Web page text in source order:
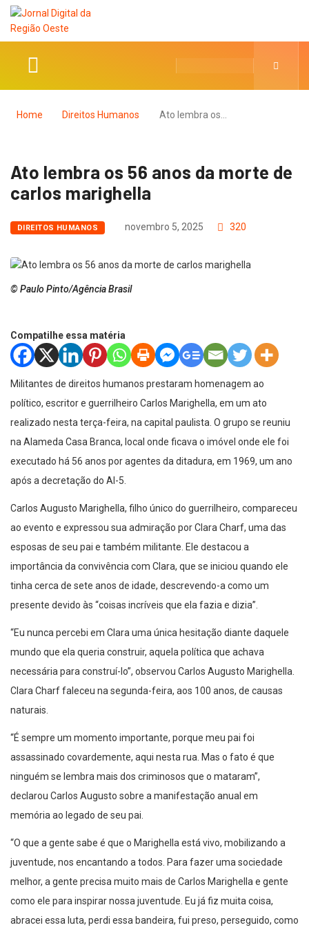
Home Direitos Humanos Ato lembra os…
Ato lembra os 56 anos da morte de
carlos marighella
DIREITOS HUMANOS novembro 5, 2025 320
© Paulo Pinto/Agência Brasil
Compatilhe essa matéria
Militantes de direitos humanos prestaram homenagem ao
político, escritor e guerrilheiro Carlos Marighella, em um ato
realizado nesta terça-feira, na capital paulista. O grupo se reuniu
na Alameda Casa Branca, local onde ficava o imóvel onde ele foi
executado há 56 anos por agentes da ditadura, em 1969, um ano
após a decretação do AI-5.
Carlos Augusto Marighella, filho único do guerrilheiro, compareceu
ao evento e expressou sua admiração por Clara Charf, uma das
esposas de seu pai e também militante. Ele destacou a
importância da convivência com Clara, que se iniciou quando ele
tinha cerca de sete anos de idade, descrevendo-a como um
presente devido às “coisas incríveis que ela fazia e dizia”.
“Eu nunca percebi em Clara uma única hesitação diante daquele
mundo que ela queria construir, aquela política que achava
necessária para construí-lo”, observou Carlos Augusto Marighella.
Clara Charf faleceu na segunda-feira, aos 100 anos, de causas
naturais.
“É sempre um momento importante, porque meu pai foi
assassinado covardemente, aqui nesta rua. Mas o fato é que
ninguém se lembra mais dos criminosos que o mataram”,
declarou Carlos Augusto sobre a manifestação anual em
memória ao legado de seu pai.
“O que a gente sabe é que o Marighella está vivo, mobilizando a
juventude, nos encantando a todos. Para fazer uma sociedade
melhor, a gente precisa muito mais de Carlos Marighella e gente
como ele para inspirar nossa juventude. Eu já fiz muita coisa,
abracei essa luta, perdi essa bandeira, fui preso, perseguido, como